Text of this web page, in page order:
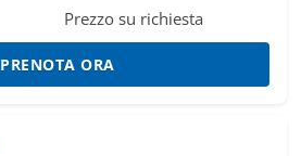
Prezzo su richiesta
PRENOTA ORA